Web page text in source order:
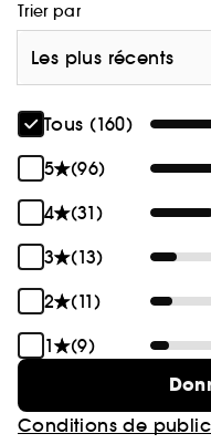
Trier par
Les plus récents
Tous (160)
5
(96)
4
(31)
3
(13)
2
(11)
1
(9)
Conditions de